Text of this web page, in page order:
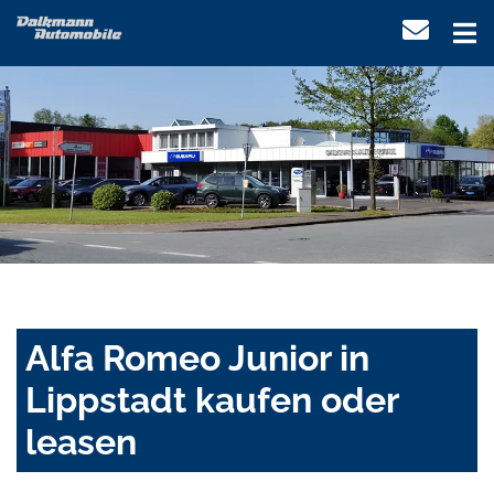
Alfa Romeo Junior in
Lippstadt kaufen oder
leasen